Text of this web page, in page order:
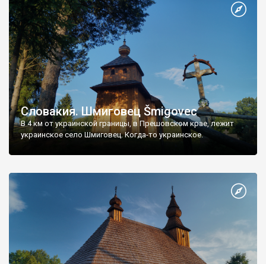
Словакия. Шмиговец Šmigovec
В 4 км от украинской границы, в Прешовском крае, лежит
украинское село Шмиговец. Когда-то украинское.